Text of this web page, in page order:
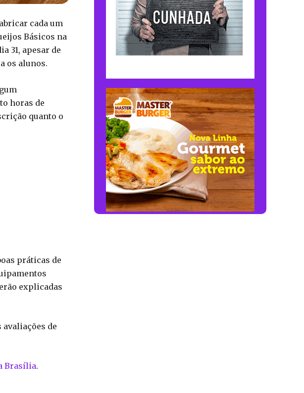
cada um
Básicos na
31, apesar de
os alunos.
horas de
quanto o
práticas de
explicadas
de
Brasília.